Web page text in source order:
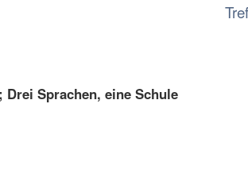
Sprachen, eine Schule